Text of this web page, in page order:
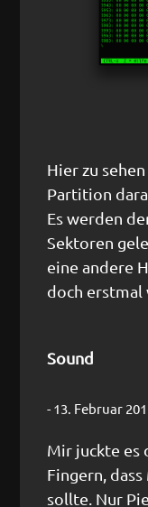
Hier zu
Partition
Es werden
Sektoren
eine andere
doch erstmal
Sound
- 13. Februar
Mir juckte es
Fingern, dass
sollte. Nur